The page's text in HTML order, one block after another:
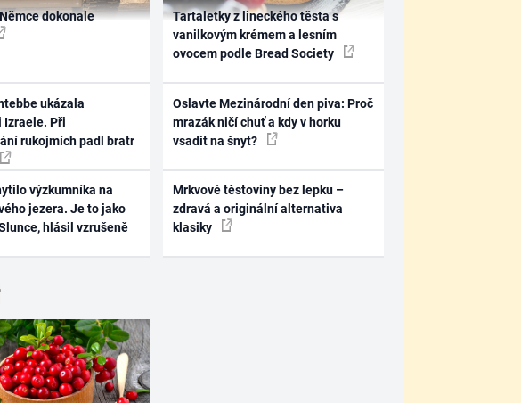
dokonale
ukázala
Izraele. Při
rukojmích padl bratr
výzkumníka na
jezera. Je to jako
hlásil vzrušeně
Tartaletky z lineckého těsta s
vanilkovým krémem a lesním
ovocem podle Bread Society
Oslavte Mezinárodní den piva: Proč
mrazák ničí chuť a kdy v horku
vsadit na šnyt?
Mrkvové těstoviny bez lepku –
zdravá a originální alternativa
klasiky